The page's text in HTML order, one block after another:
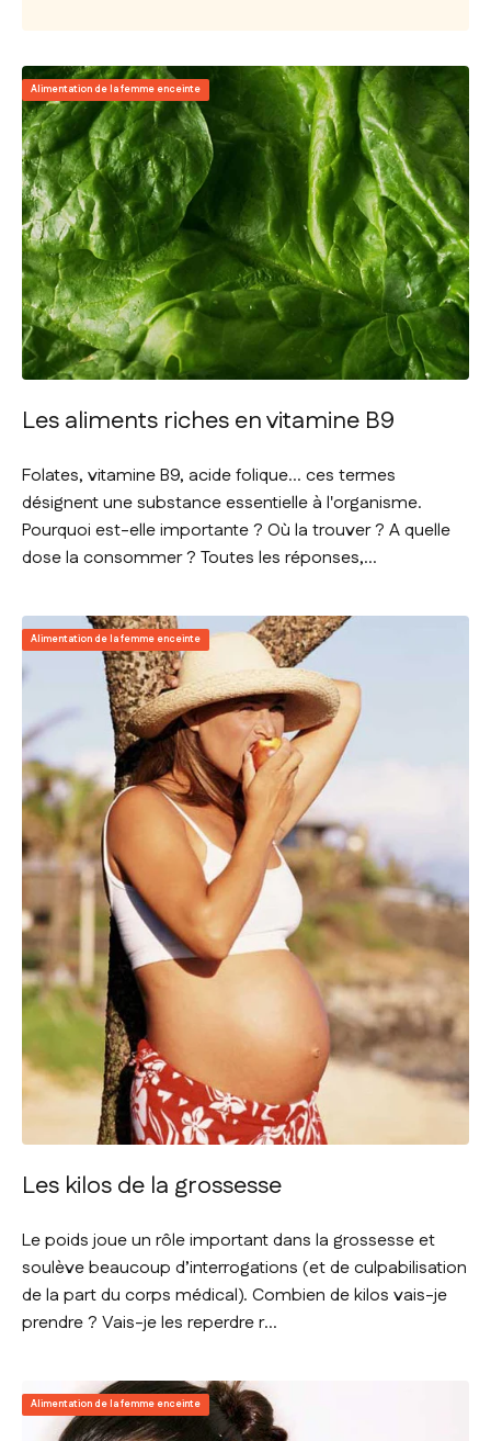
Alimentation de la femme enceinte
Les aliments riches en vitamine B9
Folates, vitamine B9, acide folique... ces termes
désignent une substance essentielle à l'organisme.
Pourquoi est-elle importante ? Où la trouver ? A quelle
dose la consommer ? Toutes les réponses,...
Alimentation de la femme enceinte
Les kilos de la grossesse
Le poids joue un rôle important dans la grossesse et
soulève beaucoup d’interrogations (et de culpabilisation
de la part du corps médical). Combien de kilos vais-je
prendre ? Vais-je les reperdre r...
Alimentation de la femme enceinte